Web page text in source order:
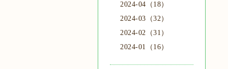
2024-04（18）
2024-03（32）
2024-02（31）
2024-01（16）